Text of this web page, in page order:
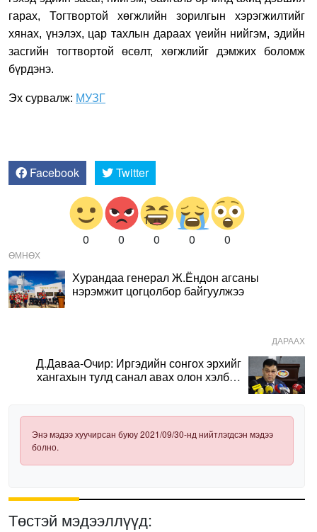
гарах, Тогтвортой хөгжлийн зорилгын хэрэгжилтийг
хянах, үнэлэх, цар тахлын дараах үеийн нийгэм, эдийн
засгийн тогтвортой өсөлт, хөгжлийг дэмжих боломж
бүрдэнэ.
Эх сурвалж: МУЗГ
Facebook Twitter
0 0 0 0 0
ӨМНӨХ
Хурандаа генерал Ж.Ёндон агсаны
нэрэмжит цогцолбор байгуулжээ
ДАРААХ
Д.Даваа-Очир: Иргэдийн сонгох эрхийг
хангахын тулд санал авах олон хэлбэр
Энэ мэдээ хуучирсан буюу 2021/09/30-нд нийтлэгдсэн мэдээ
болно.
Төстэй мэдээллүүд: